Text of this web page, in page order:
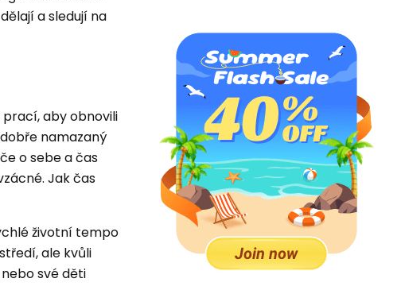
a sledují na
prací, aby obnovili
namazaný
o sebe a čas
Jak čas
životní tempo
ale kvůli
své děti